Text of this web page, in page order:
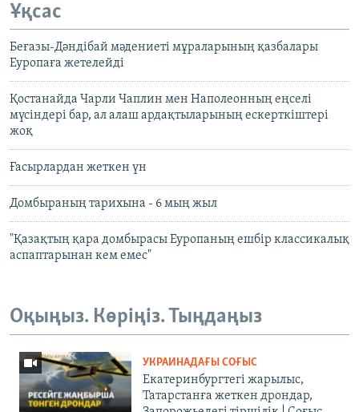
Ұқсас
Беғазы-Дәндібай мәдениеті мұраларының қазбалары
Еуропаға жетелейді
Қостанайда Чарли Чаплин мен Наполеонның еңселі
мүсіндері бар, ал алаш ардақтыларының ескерткіштері
жоқ
Ғасырлардан жеткен үн
Домбыраның тарихына - 6 мың жыл
"Қазақтың қара домбырасы Еуропаның ешбір классикалық
аспаптарынан кем емес"
Оқыңыз. Көріңіз. Тыңдаңыз
УКРАИНАДАҒЫ СОҒЫС
Екатеринбургтегі жарылыс,
Татарстанға жеткен дрондар,